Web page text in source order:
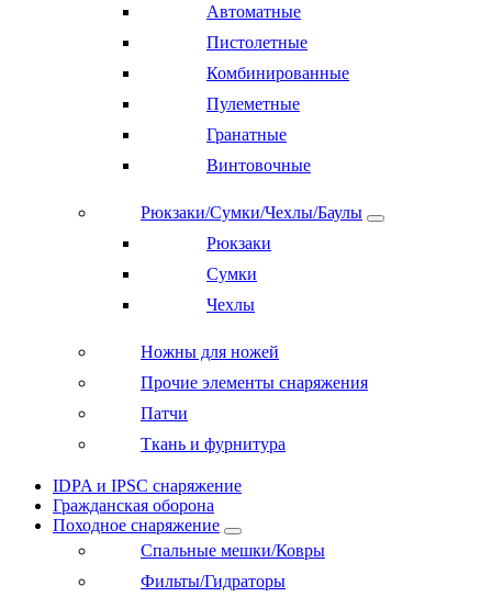
Автоматные
Пистолетные
Комбинированные
Пулеметные
Гранатные
Винтовочные
Рюкзаки/Сумки/Чехлы/Баулы
Рюкзаки
Сумки
Чехлы
Ножны для ножей
Прочие элементы снаряжения
Патчи
Ткань и фурнитура
IDPA и IPSC снаряжение
Гражданская оборона
Походное снаряжение
Спальные мешки/Ковры
Фильты/Гидраторы